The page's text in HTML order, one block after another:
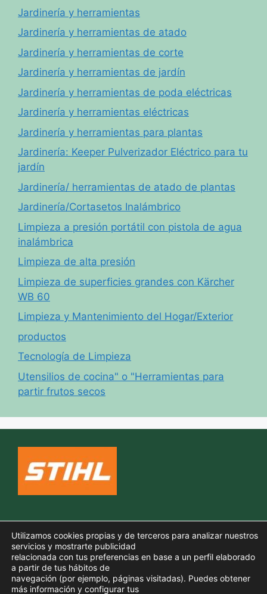
Jardinería y herramientas
Jardinería y herramientas de atado
Jardinería y herramientas de corte
Jardinería y herramientas de jardín
Jardinería y herramientas de poda eléctricas
Jardinería y herramientas eléctricas
Jardinería y herramientas para plantas
Jardinería: Keeper Pulverizador Eléctrico para tu
jardín
Jardinería/ herramientas de atado de plantas
Jardinería/Cortasetos Inalámbrico
Limpieza a presión portátil con pistola de agua
inalámbrica
Limpieza de alta presión
Limpieza de superficies grandes con Kärcher
WB 60
Limpieza y Mantenimiento del Hogar/Exterior
productos
Tecnología de Limpieza
Utensilios de cocina" o "Herramientas para
partir frutos secos
Aviso legal
Política de privacidad
Utilizamos cookies propias y de terceros para analizar nuestros
servicios y mostrarte publicidad
relacionada con tus preferencias en base a un perfil elaborado
a partir de tus hábitos de
navegación (por ejemplo, páginas visitadas). Puedes obtener
más información y configurar tus